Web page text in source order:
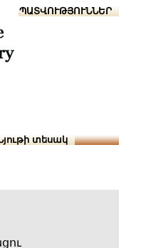
տեսակ